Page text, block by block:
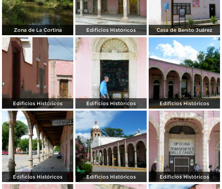
Zona de La Cortina Edificios Históricos Casa de Benito Juárez
Edificios Históricos Edificios Históricos Edificios Históricos
Edificios Históricos Edificios Históricos Edificios Históricos